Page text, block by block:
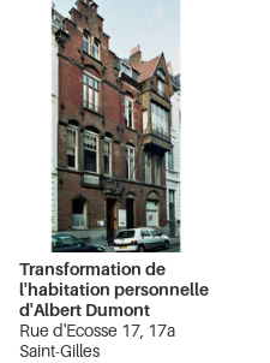
Transformation de
l'habitation personnelle
d'Albert Dumont
Rue d'Ecosse 17, 17a
Saint-Gilles